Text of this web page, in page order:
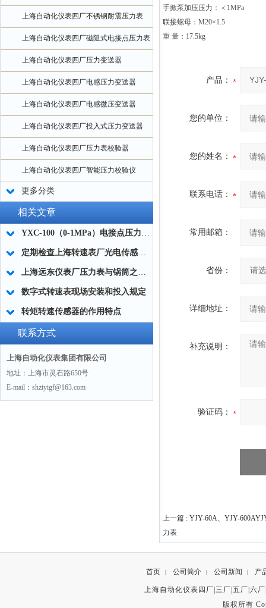
上海自动化仪表四厂不锈钢耐震压力表
上海自动化仪表四厂磁阻式电接点压力表
上海自动化仪表四厂压力变送器
上海自动化仪表四厂电感压力变送器
上海自动化仪表四厂电感微压变送器
上海自动化仪表四厂投入式压力变送器
上海自动化仪表四厂压力表校验器
上海自动化仪表四厂智能压力校验仪
更多分类
相关文章
YXC-100（0-1MPa）电接点压力表接线图及结构原理
定期检查上海转速表厂光电传感器的必要性
上海远东仪表厂压力表与锅筒之间应有存水弯管
数字式转速表现场安装和投入规定
转矩转速传感器的作用特点
联系方式
上海自动化仪表集团有限公司
地址：上海市灵石路650号
E-mail：shziyigf@163.com
手掀泵加压压力：＜ 1MPa
联接螺母： M20×1.5
重 量： 17.5kg
产品：
您的单位：
您的姓名：
联系电话：
常用邮箱：
省份：
详细地址：
补充说明：
验证码：
上一篇 : YJY-60A、YJY-
力表
首页 | 公司简介 | 公司新闻 | 产
上海自动化仪表四厂|三厂|五厂|六
版权所有